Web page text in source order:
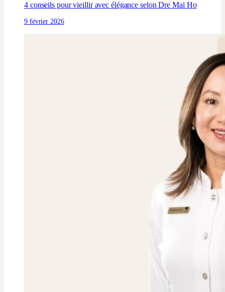
4 conseils pour vieillir avec élégance selon Dre Mai Ho
9 février 2026